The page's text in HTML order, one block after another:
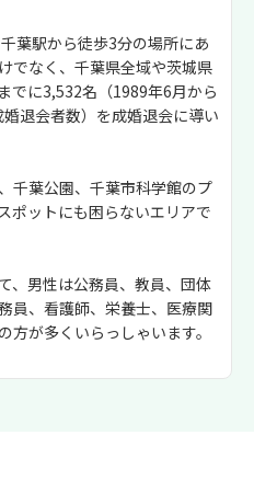
葉駅から徒歩3分の場所にあ
でなく、千葉県全域や茨城県
でに3,532名（1989年6月から
退会者数）を成婚退会に導い
千葉公園、千葉市科学館のプ
ポットにも困らないエリアで
、男性は公務員、教員、団体
員、看護師、栄養士、医療関
が多くいらっしゃいます。